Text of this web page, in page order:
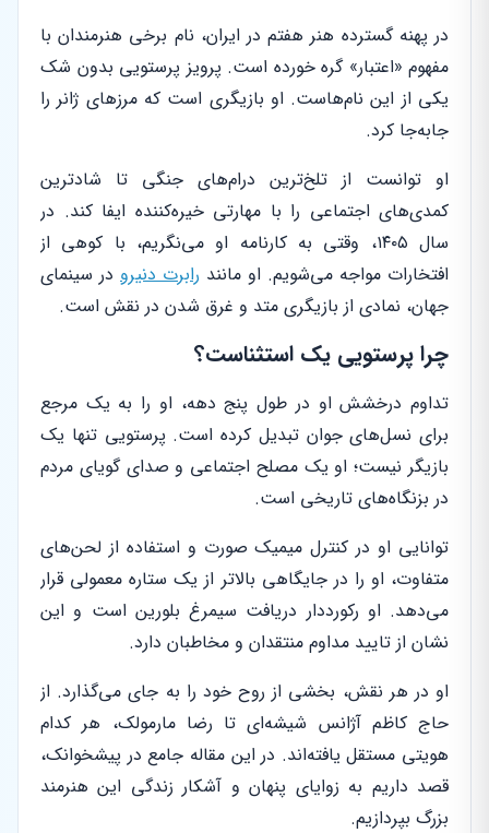
در پهنه گسترده هنر هفتم در ایران، نام برخی هنرمندان با
مفهوم «اعتبار» گره خورده است. پرویز پرستویی بدون شک
یکی از این نام‌هاست. او بازیگری است که مرزهای ژانر را
جابه‌جا کرد.
او توانست از تلخ‌ترین درام‌های جنگی تا شادترین
کمدی‌های اجتماعی را با مهارتی خیره‌کننده ایفا کند. در
سال ۱۴۰۵، وقتی به کارنامه او می‌نگریم، با کوهی از
افتخارات مواجه می‌شویم. او مانند رابرت دنیرو در سینمای
جهان، نمادی از بازیگری متد و غرق شدن در نقش است.
چرا پرستویی یک استثناست؟
تداوم درخشش او در طول پنج دهه، او را به یک مرجع
برای نسل‌های جوان تبدیل کرده است. پرستویی تنها یک
بازیگر نیست؛ او یک مصلح اجتماعی و صدای گویای مردم
در بزنگاه‌های تاریخی است.
توانایی او در کنترل میمیک صورت و استفاده از لحن‌های
متفاوت، او را در جایگاهی بالاتر از یک ستاره معمولی قرار
می‌دهد. او رکورددار دریافت سیمرغ بلورین است و این
نشان از تایید مداوم منتقدان و مخاطبان دارد.
او در هر نقش، بخشی از روح خود را به جای می‌گذارد. از
حاج کاظم آژانس شیشه‌ای تا رضا مارمولک، هر کدام
هویتی مستقل یافته‌اند. در این مقاله جامع در پیشخوانک،
قصد داریم به زوایای پنهان و آشکار زندگی این هنرمند
بزرگ بپردازیم.